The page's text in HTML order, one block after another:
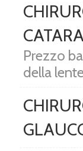
Prezzo
della